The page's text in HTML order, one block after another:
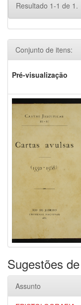
Resultado 1-1 de 1.
Conjunto de itens:
Pré-visualização
Sugestões
Assunto